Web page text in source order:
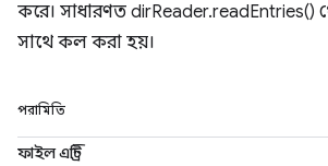
করে। সাধারণত
সাথে কল করা হয়।
পরামিতি
ফাইল এন্ট্রি